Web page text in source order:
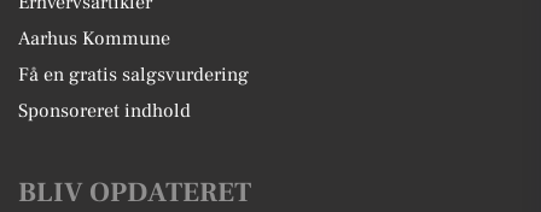
Aarhus Kommune
Få en gratis salgsvurdering
Sponsoreret indhold
BLIV OPDATERET